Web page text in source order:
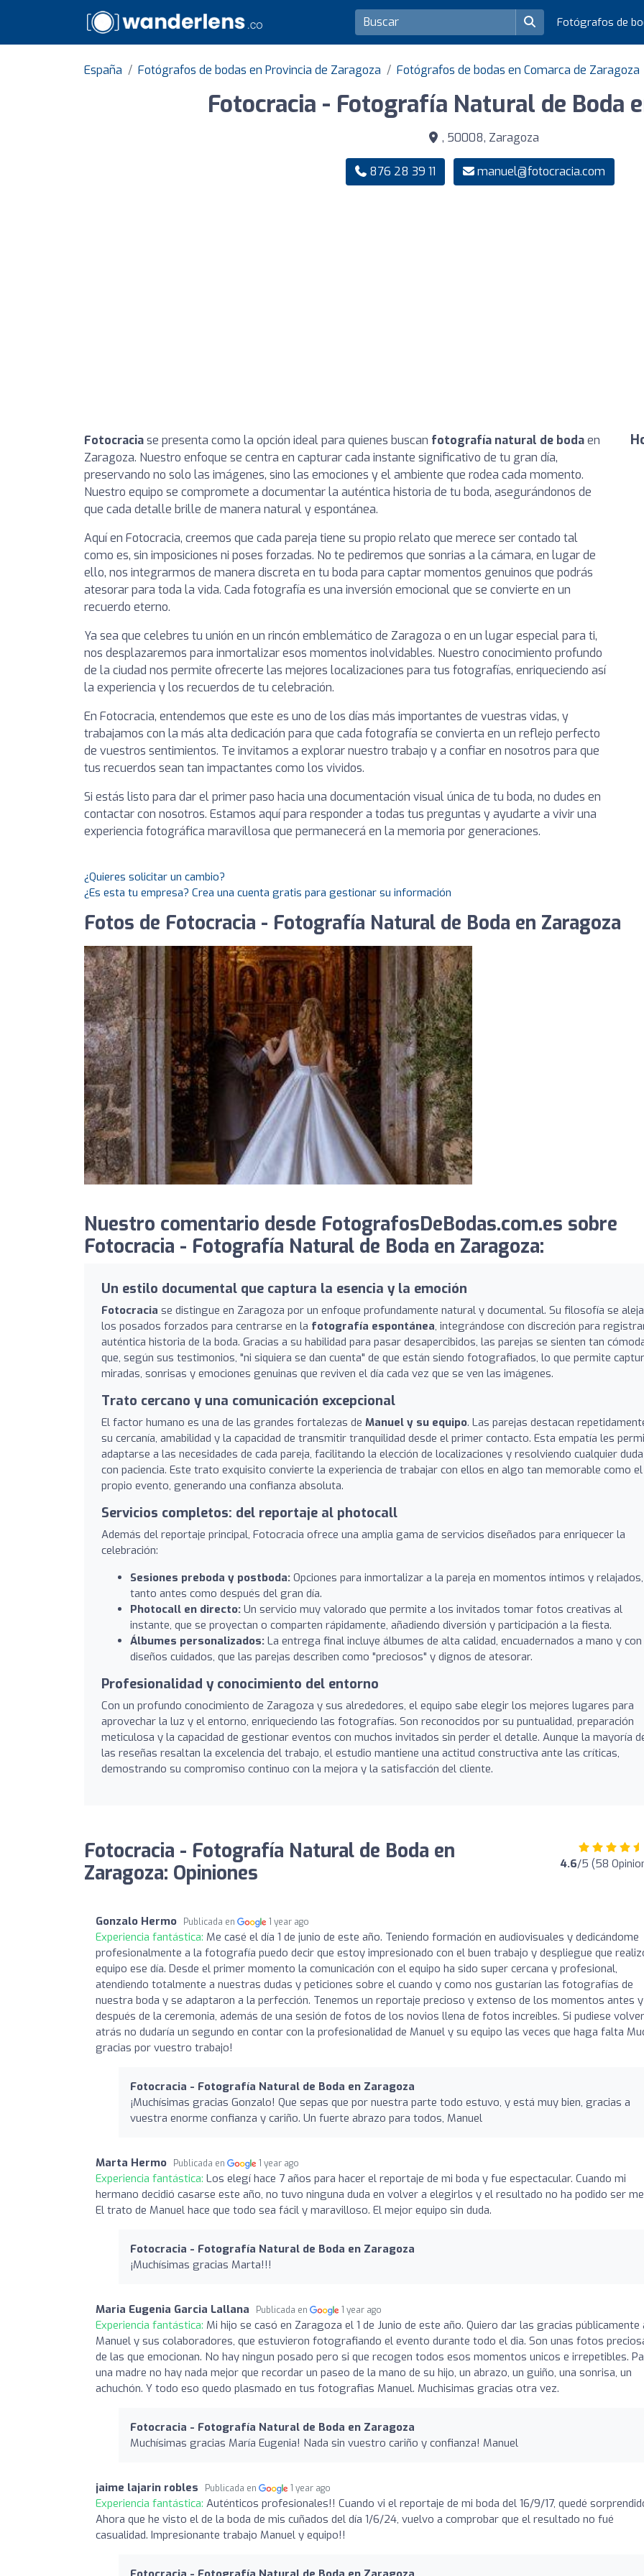
Fotógrafos de
España Fotógrafos de bodas en Provincia de Zaragoza Fotógrafos de bodas en Comarca de Zaragoza
Fotocracia - Fotografía Natural de Boda
, 50008, Zaragoza
876 28 39 11 manuel@fotocracia.com
Fotocraciase presenta como la opción ideal para quienes buscan fotografía natural de bodaen
Zaragoza. Nuestro enfoque se centra en capturar cada instante significativo de tu gran día,
preservando no solo las imágenes, sino las emociones y el ambiente que rodea cada momento.
Nuestro equipo se compromete a documentar la auténtica historia de tu boda, asegurándonos de
que cada detalle brille de manera natural y espontánea.
Aquí en Fotocracia, creemos que cada pareja tiene su propio relato que merece ser contado tal
como es, sin imposiciones ni poses forzadas. No te pediremos que sonrias a la cámara, en lugar de
ello, nos integrarmos de manera discreta en tu boda para captar momentos genuinos que podrás
atesorar para toda la vida. Cada fotografía es una inversión emocional que se convierte en un
recuerdo eterno.
Ya sea que celebres tu unión en un rincón emblemático de Zaragoza o en un lugar especial para ti,
nos desplazaremos para inmortalizar esos momentos inolvidables. Nuestro conocimiento profundo
de la ciudad nos permite ofrecerte las mejores localizaciones para tus fotografías, enriqueciendo así
la experiencia y los recuerdos de tu celebración.
En Fotocracia, entendemos que este es uno de los días más importantes de vuestras vidas, y
trabajamos con la más alta dedicación para que cada fotografía se convierta en un reflejo perfecto
de vuestros sentimientos. Te invitamos a explorar nuestro trabajo y a confiar en nosotros para que
tus recuerdos sean tan impactantes como los vividos.
Si estás listo para dar el primer paso hacia una documentación visual única de tu boda, no dudes en
contactar con nosotros. Estamos aquí para responder a todas tus preguntas y ayudarte a vivir una
experiencia fotográfica maravillosa que permanecerá en la memoria por generaciones.
¿Quieres solicitar un cambio?
¿Es esta tu empresa? Crea una cuenta gratis para gestionar su información
Fotos de Fotocracia - Fotografía Natural de Boda en Zaragoza
Nuestro comentario desde FotografosDeBodas.com.es sobre
Fotocracia - Fotografía Natural de Boda en Zaragoza:
Un estilo documental que captura la esencia y la emoción
Fotocracia se distingue en Zaragoza por un enfoque profundamente natural y documental. Su filosofía se
los posados forzados para centrarse en la fotografía espontánea, integrándose con discreción para
auténtica historia de la boda. Gracias a su habilidad para pasar desapercibidos, las parejas se sienten tan
que, según sus testimonios, "ni siquiera se dan cuenta" de que están siendo fotografiados, lo que permite
miradas, sonrisas y emociones genuinas que reviven el día cada vez que se ven las imágenes.
Trato cercano y una comunicación excepcional
El factor humano es una de las grandes fortalezas de Manuel y su equipo. Las parejas destacan
su cercanía, amabilidad y la capacidad de transmitir tranquilidad desde el primer contacto. Esta empatía les
adaptarse a las necesidades de cada pareja, facilitando la elección de localizaciones y resolviendo cualquier duda
con paciencia. Este trato exquisito convierte la experiencia de trabajar con ellos en algo tan memorable como el
propio evento, generando una confianza absoluta.
Servicios completos: del reportaje al photocall
Además del reportaje principal, Fotocracia ofrece una amplia gama de servicios diseñados para enriquecer la
celebración:
Sesiones preboda y postboda: Opciones para inmortalizar a la pareja en momentos íntimos y relajados,
tanto antes como después del gran día.
Photocall en directo: Un servicio muy valorado que permite a los invitados tomar fotos creativas al
instante, que se proyectan o comparten rápidamente, añadiendo diversión y participación a la fiesta.
Álbumes personalizados: La entrega final incluye álbumes de alta calidad, encuadernados a mano y con
diseños cuidados, que las parejas describen como "preciosos" y dignos de atesorar.
Profesionalidad y conocimiento del entorno
Con un profundo conocimiento de Zaragoza y sus alrededores, el equipo sabe elegir los mejores lugares para
aprovechar la luz y el entorno, enriqueciendo las fotografías. Son reconocidos por su puntualidad, preparación
meticulosa y la capacidad de gestionar eventos con muchos invitados sin perder el detalle. Aunque la mayoría
las reseñas resaltan la excelencia del trabajo, el estudio mantiene una actitud constructiva ante las críticas,
demostrando su compromiso continuo con la mejora y la satisfacción del cliente.
Fotocracia - Fotografía Natural de Boda en
Zaragoza: Opiniones
4.6/5 (58
Gonzalo Hermo Publicada en 1 year ago
Experiencia fantástica: Me casé el día 1 de junio de este año. Teniendo formación en audiovisuales y dedicándome
profesionalmente a la fotografía puedo decir que estoy impresionado con el buen trabajo y despliegue que
equipo ese día. Desde el primer momento la comunicación con el equipo ha sido super cercana y profesional,
atendiendo totalmente a nuestras dudas y peticiones sobre el cuando y como nos gustarían las fotografías de
nuestra boda y se adaptaron a la perfección. Tenemos un reportaje precioso y extenso de los momentos antes y
después de la ceremonia, además de una sesión de fotos de los novios llena de fotos increíbles. Si pudiese volver
atrás no dudaría un segundo en contar con la profesionalidad de Manuel y su equipo las veces que haga falta
gracias por vuestro trabajo!
Fotocracia - Fotografía Natural de Boda en Zaragoza
¡Muchísimas gracias Gonzalo! Que sepas que por nuestra parte todo estuvo, y está muy bien, gracias a
vuestra enorme confianza y cariño. Un fuerte abrazo para todos, Manuel
Marta Hermo Publicada en 1 year ago
Experiencia fantástica: Los elegí hace 7 años para hacer el reportaje de mi boda y fue espectacular. Cuando mi
hermano decidió casarse este año, no tuvo ninguna duda en volver a elegirlos y el resultado no ha podido ser
El trato de Manuel hace que todo sea fácil y maravilloso. El mejor equipo sin duda.
Fotocracia - Fotografía Natural de Boda en Zaragoza
¡Muchísimas gracias Marta!!!
Maria Eugenia Garcia Lallana Publicada en 1 year ago
Experiencia fantástica: Mi hijo se casó en Zaragoza el 1 de Junio de este año. Quiero dar las gracias públicamente
Manuel y sus colaboradores, que estuvieron fotografiando el evento durante todo el dia. Son unas fotos
de las que emocionan. No hay ningun posado pero si que recogen todos esos momentos unicos e irrepetibles.
una madre no hay nada mejor que recordar un paseo de la mano de su hijo, un abrazo, un guiño, una sonrisa, un
achuchón. Y todo eso quedo plasmado en tus fotografias Manuel. Muchisimas gracias otra vez.
Fotocracia - Fotografía Natural de Boda en Zaragoza
Muchísimas gracias María Eugenia! Nada sin vuestro cariño y confianza! Manuel
jaime lajarin robles Publicada en 1 year ago
Experiencia fantástica: Auténticos profesionales!! Cuando vi el reportaje de mi boda del 16/9/17, quedé
Ahora que he visto el de la boda de mis cuñados del día 1/6/24, vuelvo a comprobar que el resultado no fué
casualidad. Impresionante trabajo Manuel y equipo!!